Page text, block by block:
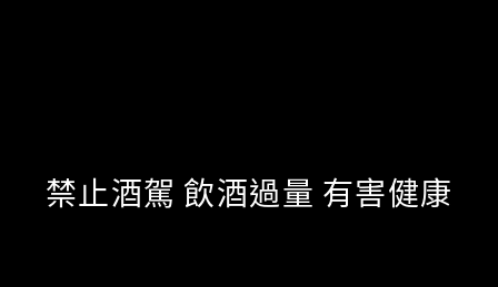
share
禁止酒駕 飲酒過量 有害健康